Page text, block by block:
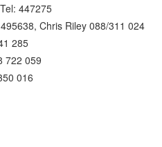
447275
Chris Riley 088/311 024
285
722 059
016